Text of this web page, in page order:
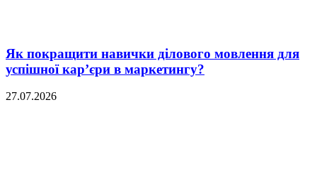
Як покращити навички ділового мовлення для
успішної кар’єри в маркетингу?
27.07.2026